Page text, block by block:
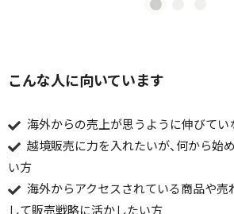
こんな人に向いています
海外からの売上が思うように伸びてい
越境販売に力を入れたいが、何から始
い方
海外からアクセスされている商品や売
して販売戦略に活かしたい方